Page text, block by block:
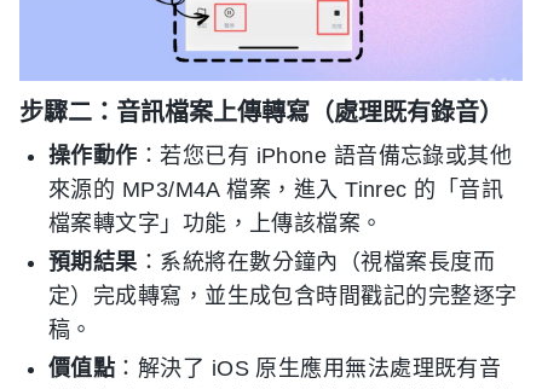
步驟二：音訊檔案上傳轉寫（處理既有錄音）
操作動作 ：若您已有 iPhone 語音備忘錄或其他
來源的 MP3/M4A 檔案，進入 Tinrec 的「音訊
檔案轉文字」功能，上傳該檔案。
預期結果：系統將在數分鐘內（視檔案長度而
定）完成轉寫，並生成包含時間戳記的完整逐字
稿。
價值點 ：解決了 iOS 原生應用無法處理既有音